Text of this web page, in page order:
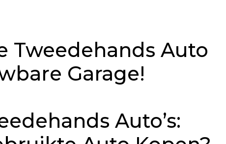
Tweedehands Auto
Garage!
Auto’s: